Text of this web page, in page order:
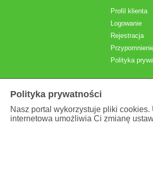
Profil klienta
Logowanie
Rejestracja
Polityka
Prezentowane ceny
Polityka prywatności
Nasz portal wykorzystuje pliki
internetowa umożliwia Ci zmianę